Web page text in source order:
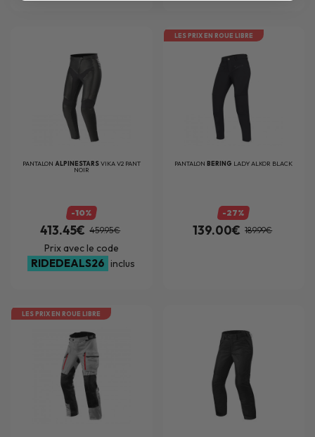
PANTALON ALPINESTARSVIKA V2 PANT
NOIR
-10%
413.45€ 459.95€
Prix avec le code
RIDEDEALS26 inclus
LES PRIX EN ROUE LIBRE
PANTALON BERING LADY ALKOR BLACK
-27%
139.00€ 189.99€
LES PRIX EN ROUE LIBRE